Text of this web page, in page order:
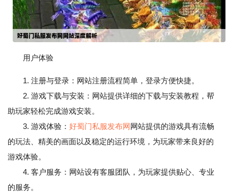
用户体验
1. 注册与登录：网站注册流程简单，登录方便快捷。
2. 游戏下载与安装：网站提供详细的下载与安装教程，帮
助玩家轻松完成游戏安装。
3. 游戏体验： 好蜀门私服发布网网站提供的游戏具有流畅
的玩法、精美的画面以及稳定的运行环境，为玩家带来良好的
游戏体验。
4. 客户服务：网站设有客服团队，为玩家提供贴心、专业
的服务。